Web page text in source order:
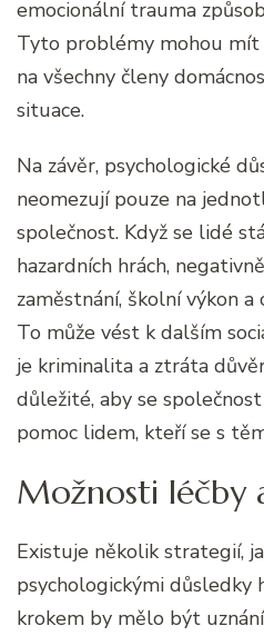
emocionální trauma
Tyto problémy mohou
na všechny členy
situace.
Na závěr, psychologické
neomezují pouze na
společnost. Když se lidé
hazardních hrách,
zaměstnání, školní výkon
To může vést k dalším
je kriminalita a ztráta
důležité, aby se
pomoc lidem, kteří se s
Možnosti léčby
Existuje několik strategií,
psychologickými důsledky
krokem by mělo být